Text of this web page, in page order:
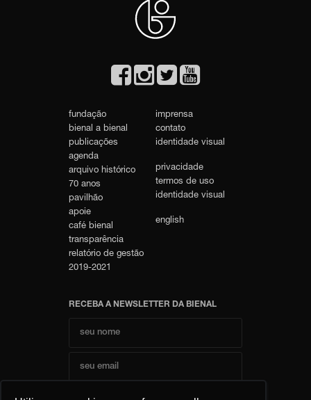
fundação
bienal a bienal
publicações
agenda
arquivo histórico
70 anos
pavilhão
apoie
café bienal
transparência
relatório de gestão
2019-2021
imprensa
contato
identidade visual
privacidade
termos de uso
identidade visual
english
RECEBA A NEWSLETTER DA BIENAL